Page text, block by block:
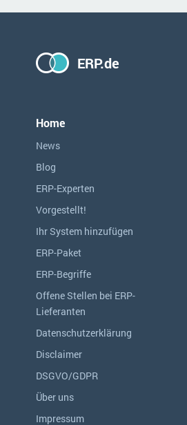
ERP.de
Home
News
Blog
ERP-Experten
Vorgestellt!
Ihr System hinzufügen
ERP-Paket
ERP-Begriffe
Offene Stellen bei ERP-
Lieferanten
Datenschutzerklärung
Disclaimer
DSGVO/GDPR
Über uns
Impressum